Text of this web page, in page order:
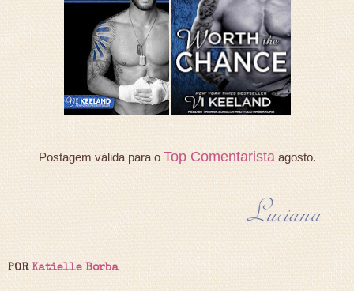
Postagem válida para o Top Comentaristaagosto.
PORKatielle Borba